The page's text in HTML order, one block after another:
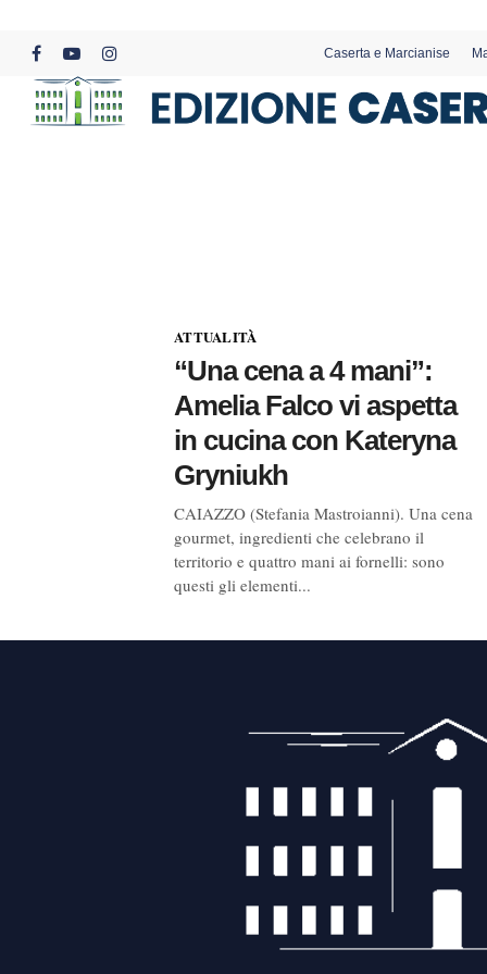
content
facebookyoutubeinstagram
Caserta e Marcianise
ATTUALITÀ
“Una cena a 4 mani”:
Amelia Falco vi aspetta
in cucina con Kateryna
Gryniukh
CAIAZZO (Stefania Mastroianni). Una cena
gourmet, ingredienti che celebrano il
territorio e quattro mani ai fornelli: sono
questi gli elementi...